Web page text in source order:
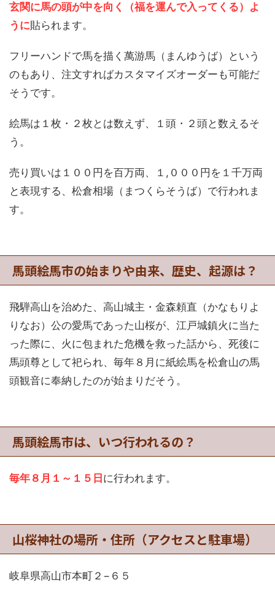
玄関に馬の頭が中を向く（福を運んで入ってくる）よ
うに貼られます。
フリーハンドで馬を描く萬游馬（まんゆうば）という
のもあり、注文すればカスタマイズオーダーも可能だ
そうです。
絵馬は１枚・２枚とは数えず、１頭・２頭と数えるそ
う。
売り買いは１００円を百万両、１,０００円を１千万両
と表現する、松倉相場（まつくらそうば）で行われま
す。
馬頭絵馬市の始まりや由来、歴史、起源は？
飛騨高山を治めた、高山城主・金森頼直（かなもりよ
りなお）公の愛馬であった山桜が、江戸城鎮火に当た
った際に、火に包まれた危機を救った話から、死後に
馬頭尊として祀られ、毎年８月に紙絵馬を松倉山の馬
頭観音に奉納したのが始まりだそう。
馬頭絵馬市は、いつ行われるの？
毎年８月１～１５日 に行われます。
山桜神社の場所・住所（アクセスと駐車場）
岐阜県高山市本町２−６５